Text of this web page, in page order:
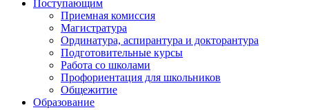
Поступающим
Приемная комиссия
Магистратура
Ординатура, аспирантура и докторантура
Подготовительные курсы
Работа со школами
Профориентация для школьников
Общежитие
Образование